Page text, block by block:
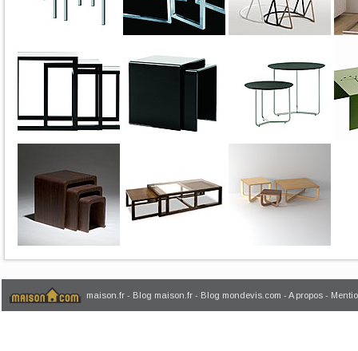
maison.fr - Blog maison.fr - Blog mondevis.com - A propos -